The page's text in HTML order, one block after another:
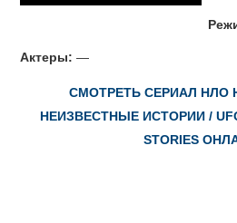
Актеры: —
СМОТРЕТЬ СЕРИАЛ НЛО
НЕИЗВЕСТНЫЕ ИСТОРИИ / UFO
STORIES